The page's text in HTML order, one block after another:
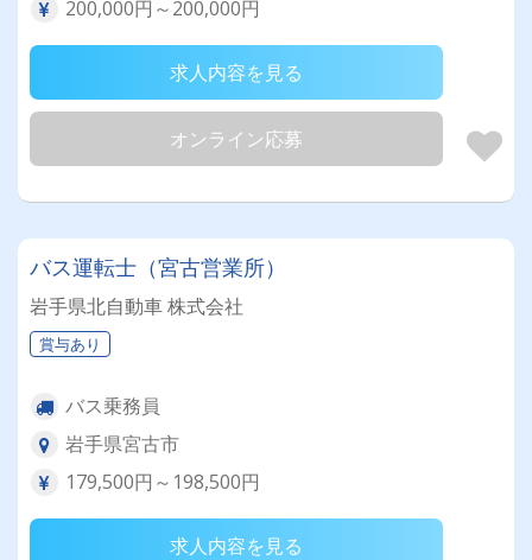
200,000円～200,000円
求人内容を見る
オンライン応募
バス運転士（宮古営業所）
岩手県北自動車 株式会社
賞与あり
バス乗務員
岩手県宮古市
179,500円～198,500円
求人内容を見る